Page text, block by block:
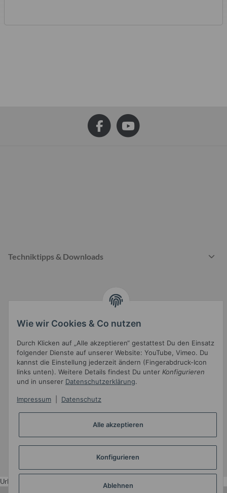
Techniktipps & Downloads
Gesetzliche Informationen
Wie wir Cookies & Co nutzen
Durch Klicken auf „Alle akzeptieren“ gestattest Du den Einsatz
folgender Dienste auf unserer Website: YouTube, Vimeo. Du
kannst die Einstellung jederzeit ändern (Fingerabdruck-Icon
links unten). Weitere Details findest Du unter Konfigurieren
und in unserer Datenschutzerklärung.
Impressum Datenschutz
Alle akzeptieren
Konfigurieren
Ablehnen
Urlaub